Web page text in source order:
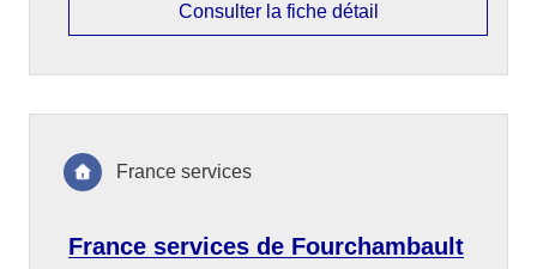
Consulter la fiche détail
France services de Fourchambault
France services